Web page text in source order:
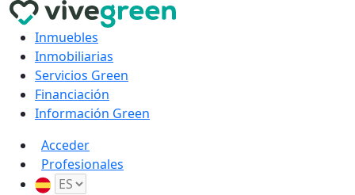
Inmuebles
Inmobiliarias
Servicios Green
Financiación
Información Green
Acceder
Profesionales